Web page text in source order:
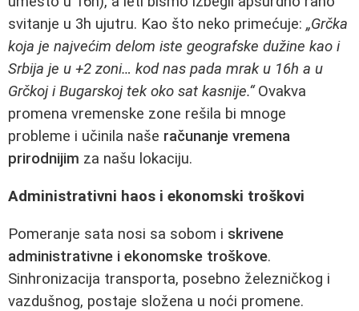
svitanje u 3h ujutru. Kao što neko primećuje: „Grčka
koja je najvećim delom iste geografske dužine kao i
Srbija je u +2 zoni… kod nas pada mrak u 16h a u
Grčkoj i Bugarskoj tek oko sat kasnije.“Ovakva
promena vremenske zone rešila bi mnoge
probleme i učinila naše računanje vremena
prirodnijim za našu lokaciju.
Administrativni haos i ekonomski troškovi
Pomeranje sata nosi sa sobom i skrivene
administrativne i ekonomske troškove.
Sinhronizacija transporta, posebno železničkog i
vazdušnog, postaje složena u noći promene.